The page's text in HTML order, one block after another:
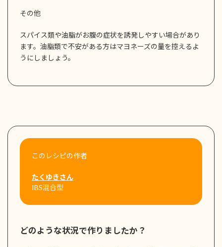
その他
スパイス類や油脂がお腹の症状を誘発しやすい場合があり
ます。油脂類で不安がある方はマヨネーズの量を控えるよ
うにしましょう。
このレシピの作者
たくゆきさん
IBS混合型
どのような状況で作りましたか？